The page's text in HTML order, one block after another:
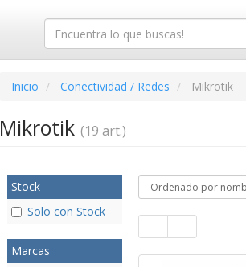
Inicio Conectividad / Redes Mikrotik
Mikrotik (19 art.)
Stock
Solo con Stock
Marcas